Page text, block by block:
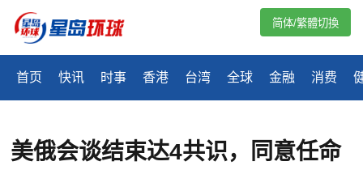
首页 快讯 时事 香港 台湾 全球 金融 消费
简体/繁體切換
美俄会谈结束达4共识，同意任命